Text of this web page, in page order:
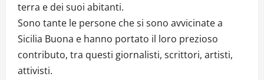
terra e dei suoi abitanti.
Sono tante le persone che si sono avvicinate a
Sicilia Buona e hanno portato il loro prezioso
contributo, tra questi giornalisti, scrittori, artisti,
attivisti.